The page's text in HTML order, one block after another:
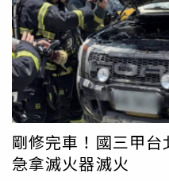
剛修完車！國三甲
急拿滅火器滅火